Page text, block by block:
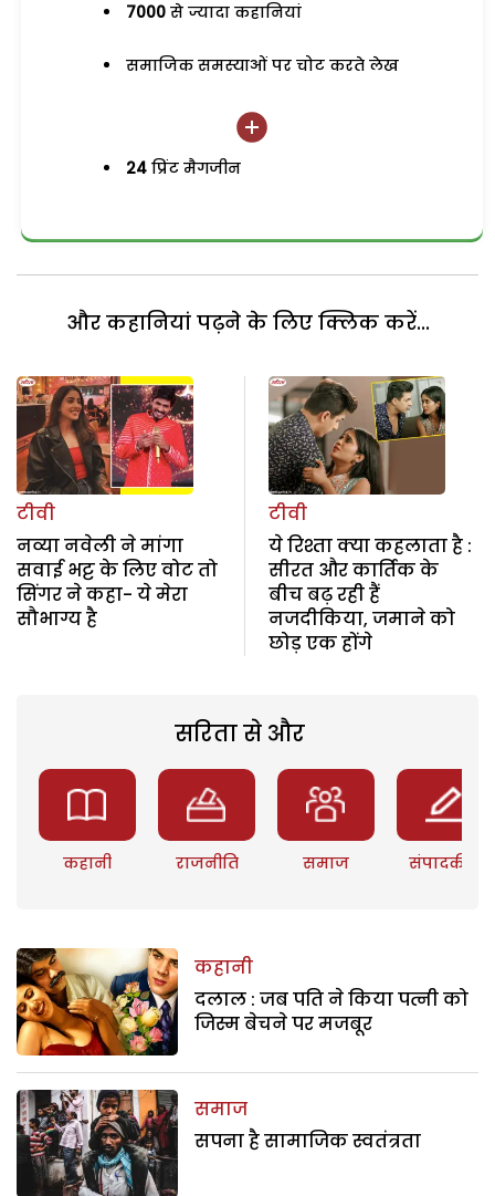
7000 से ज्यादा कहानियां
समाजिक समस्याओं पर चोट करते लेख
24 प्रिंट मैगजीन
और कहानियां पढ़ने के लिए क्लिक करें...
टीवी
नव्या नवेली ने मांगा
सवाई भट्ट के लिए वोट तो
सिंगर ने कहा- ये मेरा
सौभाग्य है
टीवी
ये रिश्ता क्या कहलाता है :
सीरत और कार्तिक के
बीच बढ़ रही हैं
नजदीकिया, जमाने को
छोड़ एक होंगे
सरिता से और
कहानी राजनीति समाज संपादकीय
कहानी
दलाल : जब पति ने किया पत्नी को
जिस्म बेचने पर मजबूर
समाज
सपना है सामाजिक स्वतंत्रता